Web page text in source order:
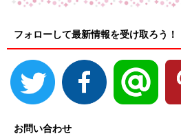
フォローして最新情報を受け取ろう！
お問い合わせ